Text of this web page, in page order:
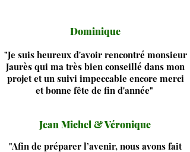
Dominique
"Je suis heureux d'avoir rencontré monsieur
Jaurès qui ma très bien conseillé dans mon
projet et un suivi impeccable encore merci
et bonne fête de fin d'année"
Jean Michel & Véronique
"Afin de préparer l’avenir, nous avons fait